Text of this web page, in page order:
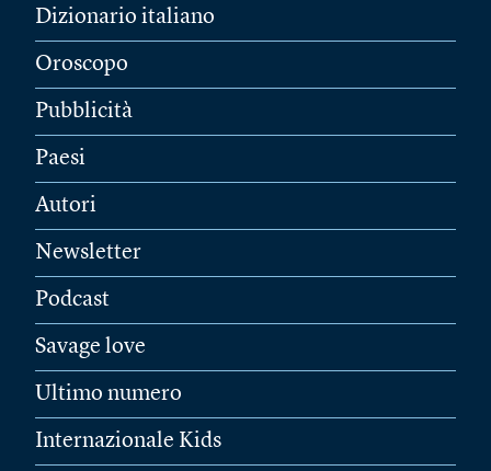
Dizionario italiano
Oroscopo
Pubblicità
Paesi
Autori
Newsletter
Podcast
Savage love
Ultimo numero
Internazionale Kids